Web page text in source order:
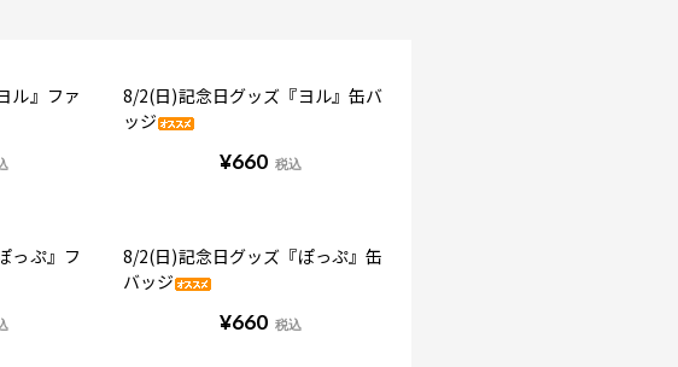
ル』ファ
8/2(日)記念日グッズ『ヨル』缶バ
ッジ
¥660 税込
っぷ』フ
8/2(日)記念日グッズ『ぽっぷ』缶
バッジ
¥660 税込